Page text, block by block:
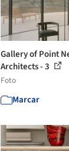
Gallery of Point
Architects - 3
Foto
Marcar